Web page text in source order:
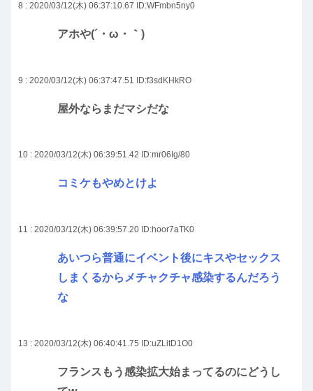
8 : 2020/03/12(木) 06:37:10.67 ID:WFmbn5ny0
アホや(´・ω・｀)
9 : 2020/03/12(木) 06:37:47.51 ID:f3sdKHkRO
屋外ならまだマシだな
10 : 2020/03/12(木) 06:39:51.42 ID:mr06Ig/80
コミケもやめとけよ
11 : 2020/03/12(木) 06:39:57.20 ID:hoor7aTK0
あいつら普通にイベント後にキスやセックス
しまくるからメチャクチャ感染するんだろう
な
13 : 2020/03/12(木) 06:40:41.75 ID:uZLitD1O0
フランスもう感染拡大始まってるのにどうし